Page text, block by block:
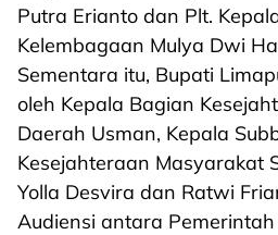
Putra Erianto dan Plt.
Kelembagaan Mulya Dwi
Sementara itu, Bupati
oleh Kepala Bagian
Daerah Usman, Kepala
Kesejahteraan Masyarakat
Yolla Desvira dan Ratwi
Audiensi antara